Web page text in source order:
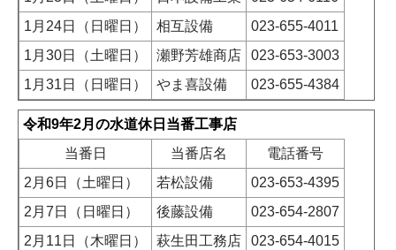
1月24日（日曜日）
相互設備
023-655-4011
1月30日（土曜日）
瀬野芳雄商店
023-653-3003
1月31日（日曜日）
やま喜設備 023-655-4384
令和9年2月の水道休日当番工事店
当番日
当番店名
電話番号
2月6日（土曜日）
若松設備
023-653-4395
2月7日（日曜日）
後藤設備
023-654-2807
2月11日（木曜日）
萩生田工務店
023-654-4015